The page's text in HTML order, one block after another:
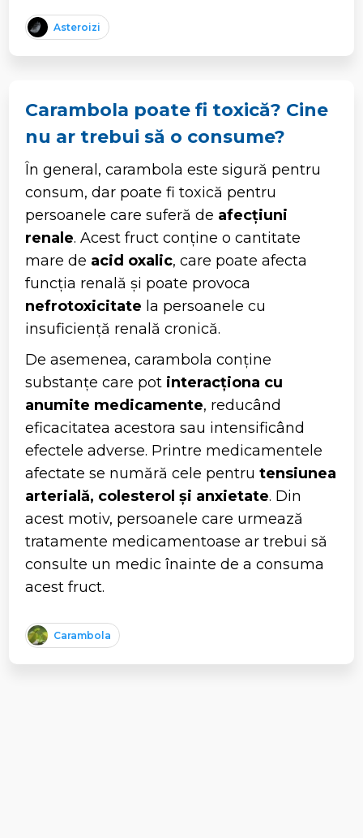
Asteroizi
Carambola poate fi toxică? Cine
nu ar trebui să o consume?
În general, carambola este sigură pentru
consum, dar poate fi toxică pentru
persoanele care suferă de afecțiuni
renale. Acest fruct conține o cantitate
mare de acid oxalic, care poate afecta
funcția renală și poate provoca
nefrotoxicitate la persoanele cu
insuficiență renală cronică.
De asemenea, carambola conține
substanțe care pot interacționa cu
anumite medicamente, reducând
eficacitatea acestora sau intensificând
efectele adverse. Printre medicamentele
afectate se numără cele pentrutensiunea
arterială, colesterol și anxietate. Din
acest motiv, persoanele care urmează
tratamente medicamentoase ar trebui să
consulte un medic înainte de a consuma
acest fruct.
Carambola